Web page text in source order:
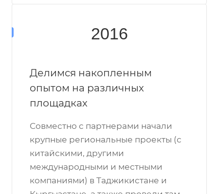
2016
Делимся накопленным
опытом на различных
площадках
Совместно с партнерами начали
крупные региональные проекты (с
китайскими, другими
международными и местными
компаниями) в Таджикистане и